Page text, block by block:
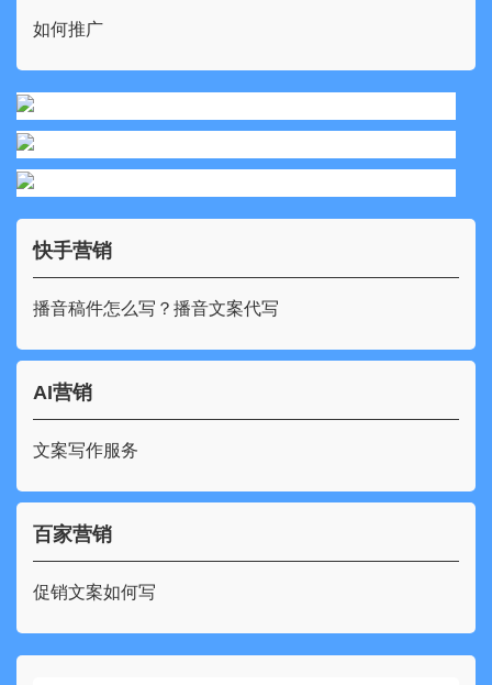
如何推广
快手营销
播音稿件怎么写？播音文案代写
AI营销
文案写作服务
百家营销
促销文案如何写